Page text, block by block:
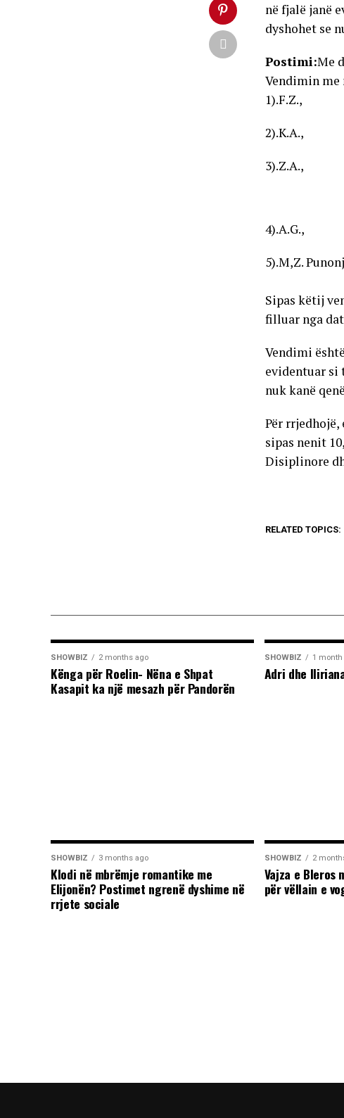
në fjalë janë
dyshohet se
Postimi:Me
Vendimin me
1).F.Z.,
2).K.A.,
3).Z.A.,
4).A.G.,
5).M,Z.
Sipas këtij
filluar nga
Vendimi
evidentuar si
nuk kanë
Për
sipas nenit
Disiplinore
RELATED TOPICS:
SHOWBIZ 2 months ago
Kënga për Roelin- Nëna e Shpat
Kasapit ka një mesazh për Pandorën
SHOWBIZ 1 month
Adri dhe
SHOWBIZ 3 months ago
Klodi në mbrëmje romantike me
Elijonën? Postimet ngrenë dyshime në
rrjete sociale
SHOWBIZ 2
Vajza e Bleros
për vëllain e